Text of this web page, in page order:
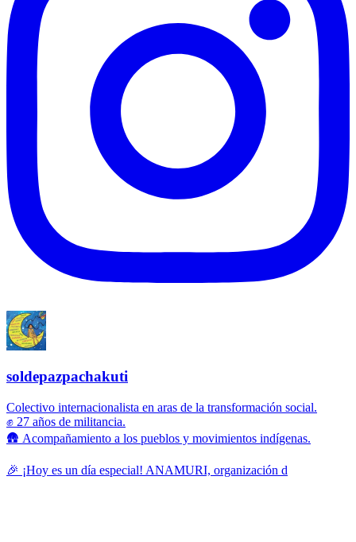
soldepazpachakuti
Colectivo internacionalista en aras de la transformación social.
✊ 27 años de militancia.
🛖 Acompañamiento a los pueblos y movimientos indígenas.
🎉 ¡Hoy es un día especial! ANAMURI, organización d